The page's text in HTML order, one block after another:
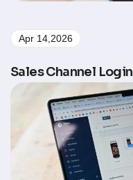
Apr 14,2026
Sales Channel Login